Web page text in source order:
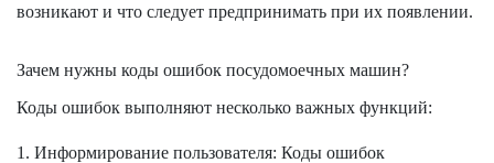
возникают и что следует предпринимать при их появлении.
Зачем нужны коды ошибок посудомоечных машин?
Коды ошибок выполняют несколько важных функций:
1. Информирование пользователя: Коды ошибок